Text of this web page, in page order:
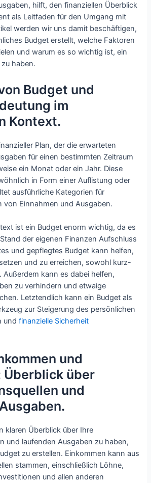
hilft, den finanziellen Überblick
als Leitfaden für den Umgang mit
werden wir uns damit beschäftigen,
Budget erstellt, welche Faktoren
und warum es so wichtig ist, ein
haben.
Budget und
im
Kontext.
Plan, der die erwarteten
für einen bestimmten Zeitraum
ein Monat oder ein Jahr. Diese
in Form einer Auflistung oder
ausführliche Kategorien für
von Einnahmen und Ausgaben.
ist ein Budget enorm wichtig, da es
der eigenen Finanzen Aufschluss
und gepflegtes Budget kann helfen,
und zu erreichen, sowohl kurz-
Außerdem kann es dabei helfen,
zu verhindern und etwaige
Letztendlich kann ein Budget als
zur Steigerung des persönlichen
undfinanzielle Sicherheit
und
Überblick über
und
klaren Überblick über Ihre
und laufenden Ausgaben zu haben,
zu erstellen. Einkommen kann aus
stammen, einschließlich Löhne,
und allen anderen